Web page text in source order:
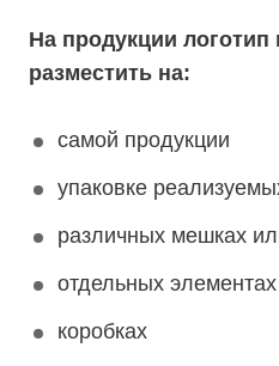
На продукции
разместить на:
самой продукции
упаковке
различных мешках
отдельных
коробках